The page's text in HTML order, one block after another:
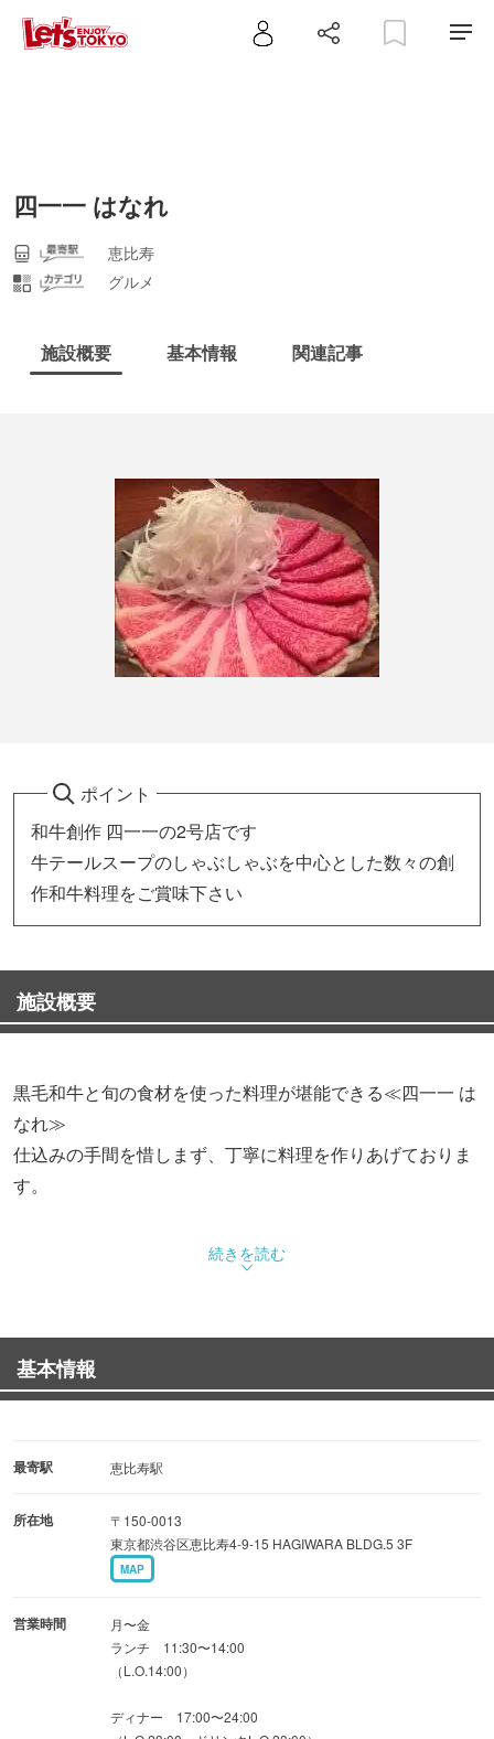
四一一 はなれ
恵比寿
グルメ
施設概要 基本情報 関連記事
ポイント
和牛創作 四一一の2号店です
牛テールスープのしゃぶしゃぶを中心とした数々の創
作和牛料理をご賞味下さい
施設概要
黒毛和牛と旬の食材を使った料理が堪能できる≪四一一 は
なれ≫
仕込みの手間を惜しまず、丁寧に料理を作りあげておりま
す。
白と黒を基調とした店内は、ゆったりと寛げる落ち着いた
や接待などに幅広くご利用いただいております。
都心・恵比寿にいながらも穏やかなひと時をぜひお過ごし
下さい。
続きを読む
基本情報
最寄駅 恵比寿駅
所在地
〒150-0013
東京都渋谷区恵比寿4-9-15 HAGIWARA BLDG.5 3F
MAP
営業時間
月〜金
ランチ 11:30〜14:00
（L.O.14:00）
ディナー 17:00〜24:00